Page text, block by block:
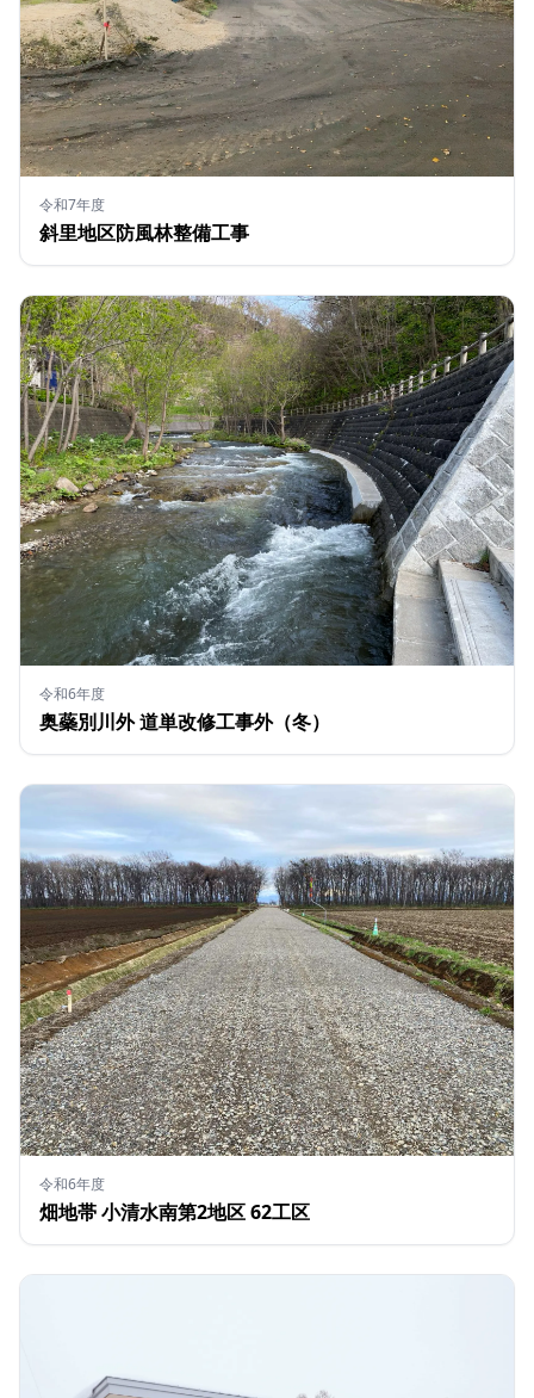
令和7年度
斜里地区防風林整備工事
令和6年度
奥蘂別川外 道単改修工事外（冬）
令和6年度
畑地帯 小清水南第2地区 62工区